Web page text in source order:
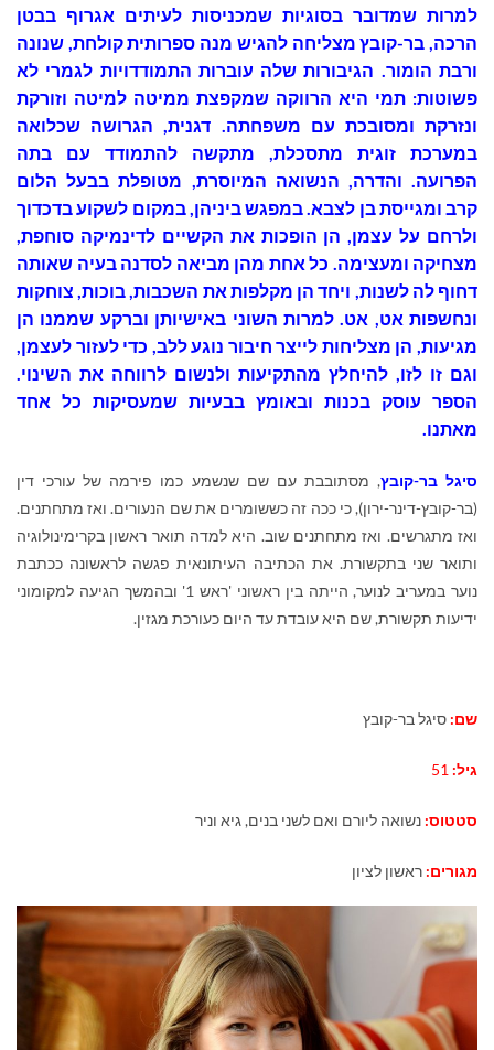
למרות שמדובר בסוגיות שמכניסות לעיתים אגרוף בבטן
הרכה, בר-קובץ מצליחה להגיש מנה ספרותית קולחת, שנונה
ורבת הומור. הגיבורות שלה עוברות התמודדויות לגמרי לא
פשוטות: תמי היא הרווקה שמקפצת ממיטה למיטה וזורקת
ונזרקת ומסובכת עם משפחתה. דגנית, הגרושה שכלואה
במערכת זוגית מתסכלת, מתקשה להתמודד עם בתה
הפרועה. והדרה, הנשואה המיוסרת, מטופלת בבעל הלום
קרב ומגייסת בן לצבא. במפגש ביניהן, במקום לשקוע בדכדוך
ולרחם על עצמן, הן הופכות את הקשיים לדינמיקה סוחפת,
מצחיקה ומעצימה. כל אחת מהן מביאה לסדנה בעיה שאותה
דחוף לה לשנות, ויחד הן מקלפות את השכבות, בוכות, צוחקות
ונחשפות אט, אט. למרות השוני באישיותן וברקע שממנו הן
מגיעות, הן מצליחות לייצר חיבור נוגע ללב, כדי לעזור לעצמן,
וגם זו לזו, להיחלץ מהתקיעות ולנשום לרווחה את השינוי.
הספר עוסק בכנות ובאומץ בבעיות שמעסיקות כל אחד
מאתנו.
סיגל בר-קובץ, מסתובבת עם שם שנשמע כמו פירמה של עורכי דין
(בר-קובץ-דינר-ירון), כי ככה זה כששומרים את שם הנעורים. ואז מתחתנים.
ואז מתגרשים. ואז מתחתנים שוב. היא למדה תואר ראשון בקרימינולוגיה
ותואר שני בתקשורת. את הכתיבה העיתונאית פגשה לראשונה ככתבת
נוער במעריב לנוער, הייתה בין ראשוני 'ראש 1' ובהמשך הגיעה למקומוני
ידיעות תקשורת, שם היא עובדת עד היום כעורכת מגזין.
שם: סיגל בר-קובץ
גיל: 51
סטטוס: נשואה ליורם ואם לשני בנים, גיא וניר
מגורים: ראשון לציון